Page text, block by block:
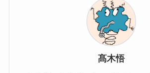
髙木悟